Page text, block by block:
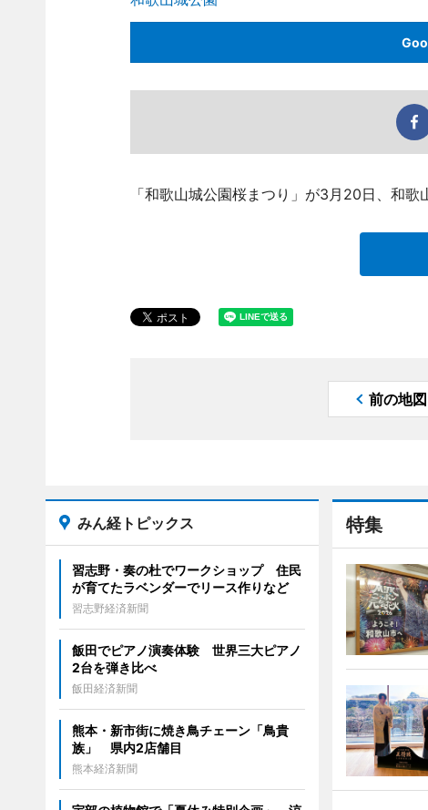
「和歌山城公園桜まつり」が3月20日、和歌
前の地図
特集
みん経トピックス
習志野・奏の杜でワークショップ 住民
が育てたラベンダーでリース作りなど
習志野経済新聞
飯田でピアノ演奏体験 世界三大ピアノ
2台を弾き比べ
飯田経済新聞
熊本・新市街に焼き鳥チェーン「鳥貴
族」 県内2店舗目
熊本経済新聞